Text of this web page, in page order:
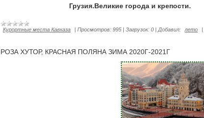
Грузия.Великие города и крепости.
Курортные места Кавказа | Просмотров: 995 | Загрузок: 0 | Добавил: лето |
РОЗА ХУТОР, КРАСНАЯ ПОЛЯНА ЗИМА 2020Г-2021Г